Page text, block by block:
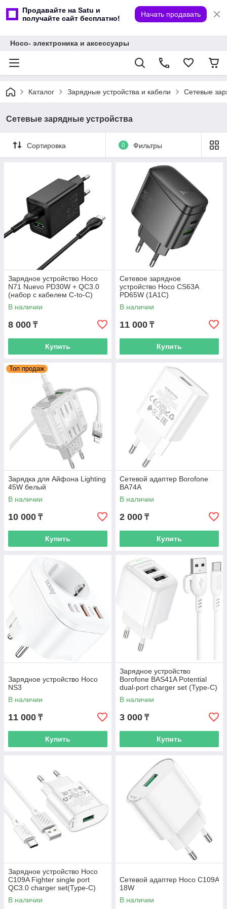
Продавайте на Satu и
получайте сайт бесплатно!
Начать продавать
Hoco- электроника и аксессуары
Каталог Зарядные устройства и кабели Сетевые
Сетевые зарядные устройства
Сортировка 0 Фильтры
Зарядное устройство Hoco
N71 Nuevo PD30W + QC3.0
(набор с кабелем C-to-C)
В наличии
8 000 ₸
Купить
Сетевое зарядное
устройство Hoco CS63A
PD65W (1A1C)
В наличии
11 000 ₸
Купить
Топ продаж
Зарядка для Айфона Lighting
45W белый
В наличии
10 000 ₸
Купить
Сетевой адаптер Borofone
BA74A
В наличии
2 000 ₸
Купить
Зарядное устройство Hoco
NS3
В наличии
11 000 ₸
Купить
Зарядное устройство
Borofone BAS41A Potential
dual-port charger set (Type-C)
(EU) white
В наличии
3 000 ₸
Купить
Зарядное устройство Hoco
C109A Fighter single port
QC3.0 charger set(Type-C)
(EU) white
В наличии
Сетевой адаптер Hoco C109A
18W
В наличии